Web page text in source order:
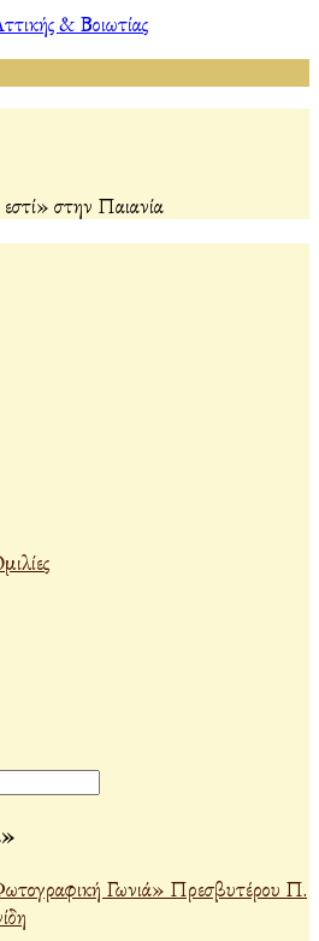
& Βοιωτίας
στην Παιανία
Γωνιά» Πρεσβυτέρου Π.